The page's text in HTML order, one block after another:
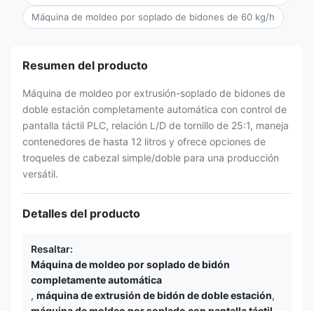
Máquina de moldeo por soplado de bidones de 60 kg/h
Resumen del producto
Máquina de moldeo por extrusión-soplado de bidones de
doble estación completamente automática con control de
pantalla táctil PLC, relación L/D de tornillo de 25:1, maneja
contenedores de hasta 12 litros y ofrece opciones de
troqueles de cabezal simple/doble para una producción
versátil.
Detalles del producto
Resaltar:
Máquina de moldeo por soplado de bidón
completamente automática
, máquina de extrusión de bidón de doble estación,